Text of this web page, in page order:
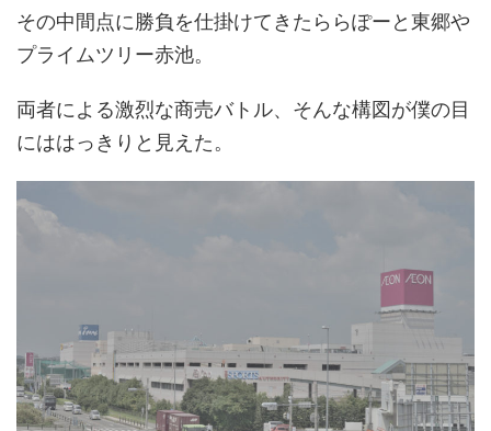
その中間点に勝負を仕掛けてきたららぽーと東郷や
プライムツリー赤池。
両者による激烈な商売バトル、そんな構図が僕の目
にははっきりと見えた。